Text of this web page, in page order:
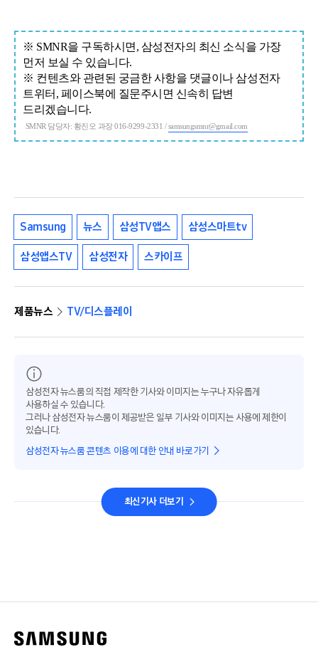
※ SMNR을 구독하시면, 삼성전자의 최신 소식을 가장
먼저 보실 수 있습니다.
※ 컨텐츠와 관련된 궁금한 사항을 댓글이나 삼성전자
트위터, 페이스북에 질문주시면 신속히 답변
드리겠습니다.
SMNR 담당자: 황진오 과장 016-9299-2331 /samsungsmnr@gmail.com
Samsung 뉴스 삼성TV앱스 삼성스마트tv
삼성앱스TV 삼성전자 스카이프
제품뉴스 TV/디스플레이
삼성전자 뉴스룸의 직접 제작한 기사와 이미지는 누구나 자유롭게
사용하실 수 있습니다.
그러나 삼성전자 뉴스룸이 제공받은 일부 기사와 이미지는 사용에 제한이
있습니다.
삼성전자 뉴스룸 콘텐츠 이용에 대한 안내 바로가기
최신기사 더보기